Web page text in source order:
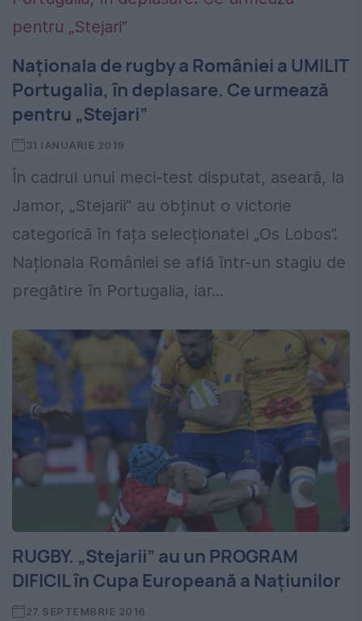
Naționala de rugby a României a UMILIT
Portugalia, în deplasare. Ce urmează
pentru „Stejari”
31 IANUARIE 2019
În cadrul unui meci-test disputat, aseară, la
Jamor, „Stejarii” au obținut o victorie
categorică în fața selecționatei „Os Lobos”.
Naționala României se află într-un stagiu de
pregătire în Portugalia, iar...
RUGBY. „Stejarii” au un PROGRAM
DIFICIL în Cupa Europeană a Națiunilor
27 SEPTEMBRIE 2016